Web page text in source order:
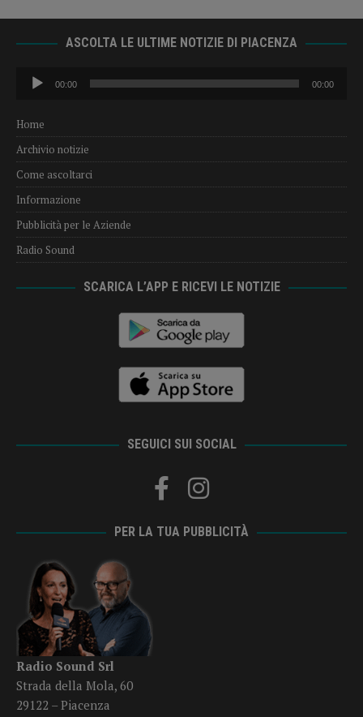
ASCOLTA LE ULTIME NOTIZIE DI PIACENZA
Audio
Player
00:00 00:00
Home
Archivio notizie
Come ascoltarci
Informazione
Pubblicità per le Aziende
Radio Sound
SCARICA L’APP E RICEVI LE NOTIZIE
SEGUICI SUI SOCIAL
PER LA TUA PUBBLICITÀ
Radio Sound Srl
Strada della Mola, 60
29122 – Piacenza